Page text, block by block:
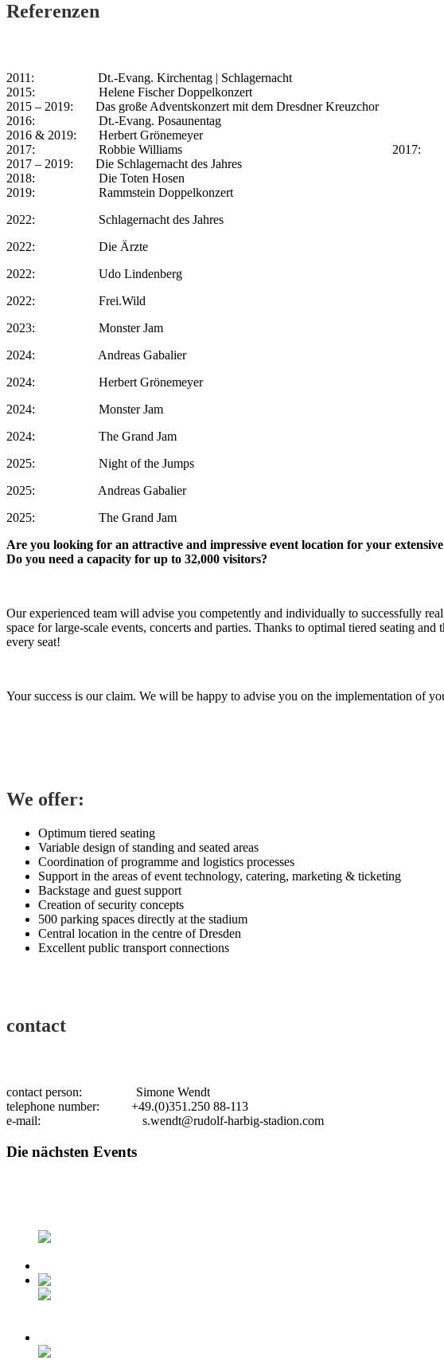
Referenzen
2011: Dt.-Evang. Kirchentag | Schlagernacht
2015: Helene Fischer Doppelkonzert
2015 – 2019: Das große Adventskonzert mit dem Dresdner Kreuzchor
2016: Dt.-Evang. Posaunentag
2016 & 2019: Herbert Grönemeyer
2017: Robbie Williams 2017: Kings of
2017 – 2019: Die Schlagernacht des Jahres
2018: Die Toten Hosen
2019: Rammstein Doppelkonzert
2022: Schlagernacht des Jahres
2022: Die Ärzte
2022: Udo Lindenberg
2022: Frei.Wild
2023: Monster Jam
2024: Andreas Gabalier
2024: Herbert Grönemeyer
2024: Monster Jam
2024: The Grand Jam
2025: Night of the Jumps
2025: Andreas Gabalier
2025: The Grand Jam
Are you looking for an attractive and impressive event location for your
Do you need a capacity for up to 32,000 visitors?
Our experienced team will advise you competently and individually to successfully
space for large-scale events, concerts and parties. Thanks to optimal tiered seating
every seat!
Your success is our claim. We will be happy to advise you on the implementation of
We offer:
Optimum tiered seating
Variable design of standing and seated areas
Coordination of programme and logistics processes
Support in the areas of event technology, catering, marketing & ticketing
Backstage and guest support
Creation of security concepts
500 parking spaces directly at the stadium
Central location in the centre of Dresden
Excellent public transport connections
contact
contact person: Simone Wendt
telephone number: +49.(0)351.250 88-113
e-mail: s.wendt@rudolf-harbig-stadion.com
Die nächsten Events